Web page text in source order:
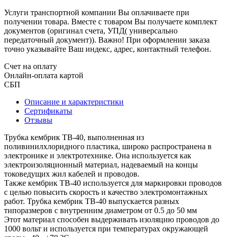
Услуги транспортной компании Вы оплачиваете при
получении товара. Вместе с товаром Вы получаете комплект
документов (оригинал счета, УПД( универсально
передаточный документ)). Важно! При оформлении заказа
точно указывайте Ваш индекс, адрес, контактный телефон.
Счет на оплату
Онлайн-оплата картой
СБП
Описание и характеристики
Сертификаты
Отзывы
Трубка кембрик ТВ-40, выполненная из
поливинилхлоридного пластика, широко распространена в
электронике и электротехнике. Она используется как
электроизоляционный материал, надеваемый на концы
токоведущих жил кабелей и проводов.
Также кембрик ТВ-40 используется для маркировки проводов
с целью повысить скорость и качество электромонтажных
работ. Трубка кембрик ТВ-40 выпускается разных
типоразмеров с внутренним диаметром от 0.5 до 50 мм
Этот материал способен выдерживать изоляцию проводов до
1000 вольт и используется при температурах окружающей